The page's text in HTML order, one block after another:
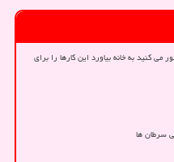
می کنید به خانه بیاورد این کارها را برای
سرطان ها